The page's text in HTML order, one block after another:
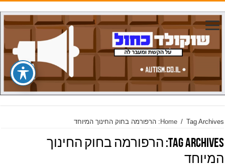
Home / Tag Archives: הרפורמה בחוק החינוך המיוחד
Tag Archives: הרפורמה בחוק החינוך
המיוחד